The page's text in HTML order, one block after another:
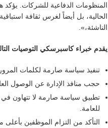
المنظومات الدفاعية للشركات. يؤكد
الحالية، بل أيضاً لغرس ثقافة
الناشئة،».
يقدم خبراء كاسبرسكي التوصيات
تنفيذ سياسة صارمة لكلمات
حجب منافذ الإدارة عن الوصول
تطبيق سياسة صارمة لا تتهاون في
للعامة.
التأكد من التزام الموظفين بأعلى